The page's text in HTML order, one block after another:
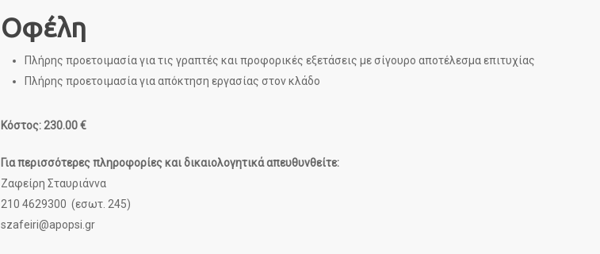
Οφέλη
Πλήρης προετοιμασία για τις γραπτές και προφορικές εξετάσεις με σίγουρο αποτέλεσμα επιτυχίας
Πλήρης προετοιμασία για απόκτηση εργασίας στον κλάδο
Κόστος: 230.00€
Για περισσότερες πληροφορίες και δικαιολογητικά απευθυνθείτε:
Ζαφείρη Σταυριάννα
210 4629300 (εσωτ. 245)
szafeiri@apopsi.gr